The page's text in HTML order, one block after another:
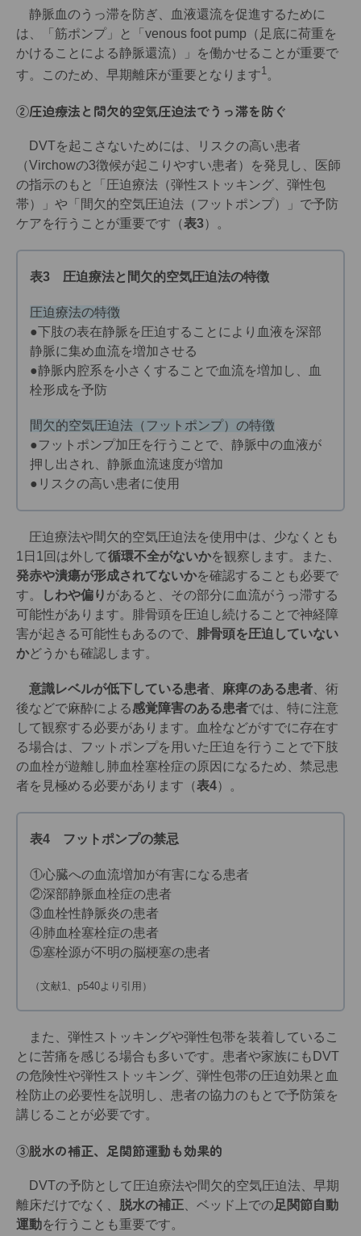
静脈血のうっ滞を防ぎ、血液還流を促進するために
は、「筋ポンプ」と「venous foot pump（足底に荷重を
かけることによる静脈還流）」を働かせることが重要で
す。このため、早期離床が重要となります1 。
②圧迫療法と間欠的空気圧迫法でうっ滞を防ぐ
DVTを起こさないためには、リスクの高い患者
（Virchowの3徴候が起こりやすい患者）を発見し、医師
の指示のもと「圧迫療法（弾性ストッキング、弾性包
帯）」や「間欠的空気圧迫法（フットポンプ）」で予防
ケアを行うことが重要です（表3）。
表3 圧迫療法と間欠的空気圧迫法の特徴
圧迫療法の特徴
●下肢の表在静脈を圧迫することにより血液を深部
静脈に集め血流を増加させる
●静脈内腔系を小さくすることで血流を増加し、血
栓形成を予防
間欠的空気圧迫法（フットポンプ）の特徴
●フットポンプ加圧を行うことで、静脈中の血液が
押し出され、静脈血流速度が増加
●リスクの高い患者に使用
圧迫療法や間欠的空気圧迫法を使用中は、少なくとも
1日1回は外して循環不全がないかを観察します。また、
発赤や潰瘍が形成されてないかを確認することも必要で
す。
しわや偏り があると、その部分に血流がうっ滞する
可能性があります。腓骨頭を圧迫し続けることで神経障
害が起きる可能性もあるので、
腓骨頭を圧迫していない
かどうかも確認します。
意識レベルが低下している患者 麻痺のある患者 、術
後などで麻酔による感覚障害のある患者では、特に注意
して観察する必要があります。血栓などがすでに存在す
る場合は、フットポンプを用いた圧迫を行うことで下肢
の血栓が遊離し肺血栓塞栓症の原因になるため、禁忌患
者を見極める必要があります（表4）。
表4 フットポンプの禁忌
①心臓への血流増加が有害になる患者
②深部静脈血栓症の患者
③血栓性静脈炎の患者
④肺血栓塞栓症の患者
⑤塞栓源が不明の脳梗塞の患者
（文献1、p540より引用）
また、弾性ストッキングや弾性包帯を装着しているこ
とに苦痛を感じる場合も多いです。患者や家族にもDVT
の危険性や弾性ストッキング、弾性包帯の圧迫効果と血
栓防止の必要性を説明し、患者の協力のもとで予防策を
講じることが必要です。
③脱水の補正、足関節運動も効果的
DVTの予防として圧迫療法や間欠的空気圧迫法、早期
離床だけでなく、
脱水の補正 、ベッド上での足関節自動
運動を行うことも重要です。